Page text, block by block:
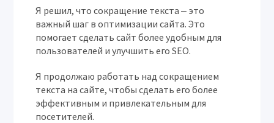
Я решил, что сокращение текста ‒ это
важный шаг в оптимизации сайта. Это
помогает сделать сайт более удобным для
пользователей и улучшить его SEO.
Я продолжаю работать над сокращением
текста на сайте, чтобы сделать его более
эффективным и привлекательным для
посетителей.